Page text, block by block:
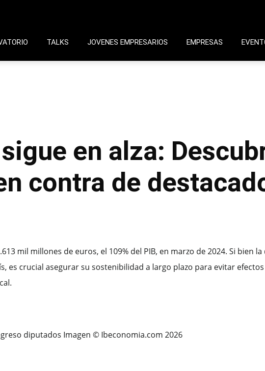
TALKS JOVENES EMPRESARIOS EMPRESAS
en alza:
contra de
mil millones de euros, el 109% del PIB, en marzo de 2024. Si bien
es crucial asegurar su sostenibilidad a largo plazo para evitar